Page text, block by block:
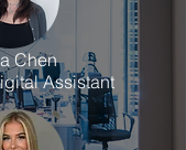
Chen
Assistant